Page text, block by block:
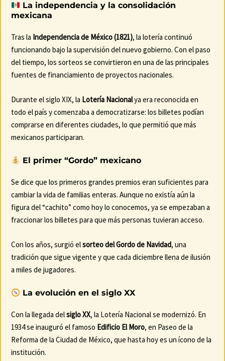
La independencia y la consolidación
mexicana
Tras la Independencia de México (1821), la lotería continuó
funcionando bajo la supervisión del nuevo gobierno. Con el paso
del tiempo, los sorteos se convirtieron en una de las principales
fuentes de financiamiento de proyectos nacionales.
Durante el siglo XIX, la Lotería Nacionalya era reconocida en
todo el país y comenzaba a democratizarse: los billetes podían
comprarse en diferentes ciudades, lo que permitió que más
mexicanos participaran.
El primer “Gordo” mexicano
Se dice que los primeros grandes premios eran suficientes para
cambiar la vida de familias enteras. Aunque no existía aún la
figura del “cachito” como hoy lo conocemos, ya se empezaban a
fraccionar los billetes para que más personas tuvieran acceso.
Con los años, surgió elsorteo del Gordo de Navidad, una
tradición que sigue vigente y que cada diciembre llena de ilusión
a miles de jugadores.
La evolución en el siglo XX
Con la llegada delsiglo XX, la Lotería Nacional se modernizó. En
1934 se inauguró el famoso Edificio El Moro, en Paseo de la
Reforma de la Ciudad de México, que hasta hoy es un ícono de la
institución.